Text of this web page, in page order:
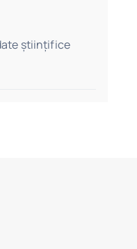
științifice